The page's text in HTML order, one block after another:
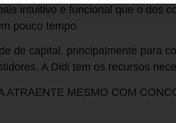
intuitivo e funcional que o dos
pouco tempo.
de capital, principalmente para
A Didi tem os recursos
ATRAENTE MESMO COM